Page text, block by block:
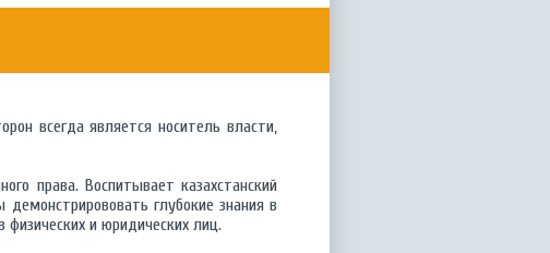
всегда является носитель власти,
права. Воспитывает казахстанский
глубокие знания в
физических и юридических лиц.